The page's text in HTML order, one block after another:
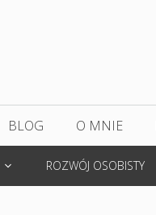
BLOG O MNIE
ROZWÓJ OSOBISTY